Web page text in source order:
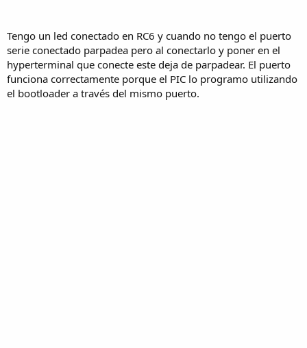
Tengo un led conectado en RC6 y cuando no tengo el puerto
serie conectado parpadea pero al conectarlo y poner en el
hyperterminal que conecte este deja de parpadear. El puerto
funciona correctamente porque el PIC lo programo utilizando
el bootloader a través del mismo puerto.